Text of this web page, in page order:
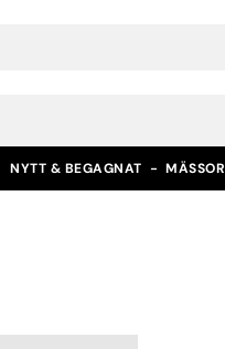
& BEGAGNAT -MÄSSOR